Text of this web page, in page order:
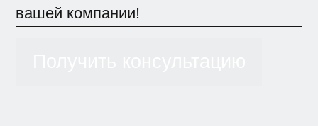
вашей компании!